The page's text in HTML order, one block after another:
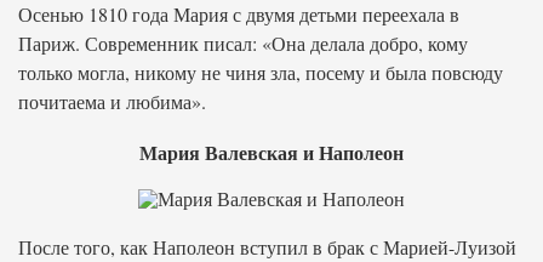
Осенью 1810 года Мария с двумя детьми переехала в
Париж. Современник писал: «Она делала добро, кому
только могла, никому не чиня зла, посему и была повсюду
почитаема и любима».
Мария Валевская и Наполеон
После того, как Наполеон вступил в брак с Марией-Луизой